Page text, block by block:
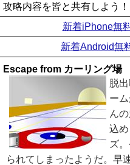
攻略内容を皆と共有しよう！
新着iPhone無
新着Android無
Escape from カーリング場
脱
ー
ん
込
ズ
られてしまったようだ。早